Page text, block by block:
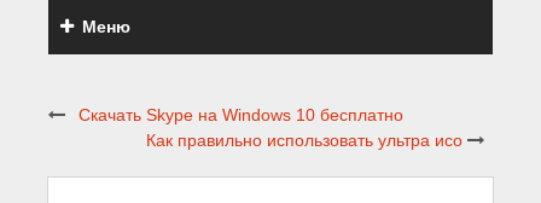
Меню
Скачать Skype на Windows 10 бесплатно
Как правильно использовать ультра исо